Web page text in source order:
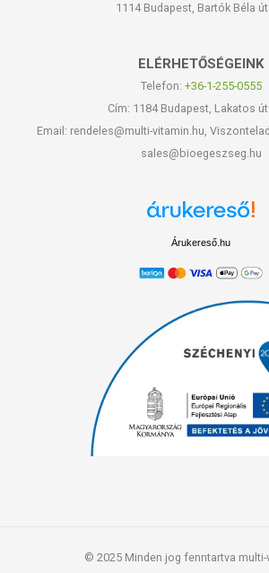
1114 Budapest, Bartók Béla út
ELÉRHETŐSÉGEINK
Telefon: +36-1-255-0555
Cím: 1184 Budapest, Lakatos
Email: rendeles@multi-vitamin.hu,
sales@bioegeszseg.hu
Árukereső.hu
© 2025 Minden jog fenntartva multi-